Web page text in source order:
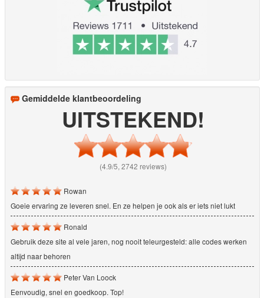
Gemiddelde klantbeoordeling
UITSTEKEND!
(4.9/5, 2742 reviews)
Rowan
Goeie ervaring ze leveren snel. En ze helpen je ook als er iets niet lukt
Ronald
Gebruik deze site al vele jaren, nog nooit teleurgesteld: alle codes werken
altijd naar behoren
Peter Van Loock
Eenvoudig, snel en goedkoop. Top!